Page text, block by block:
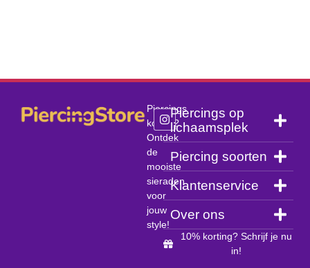
Piercings
kopen?
Ontdek
de
mooiste
sieraden
voor
jouw
style!
Piercings op
lichaamsplek
Piercing soorten
Klantenservice
Over ons
10% korting? Schrijf je nu
in!